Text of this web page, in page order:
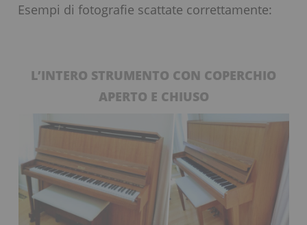
Esempi di fotografie scattate correttamente:
L’INTERO STRUMENTO CON COPERCHIO
APERTO E CHIUSO